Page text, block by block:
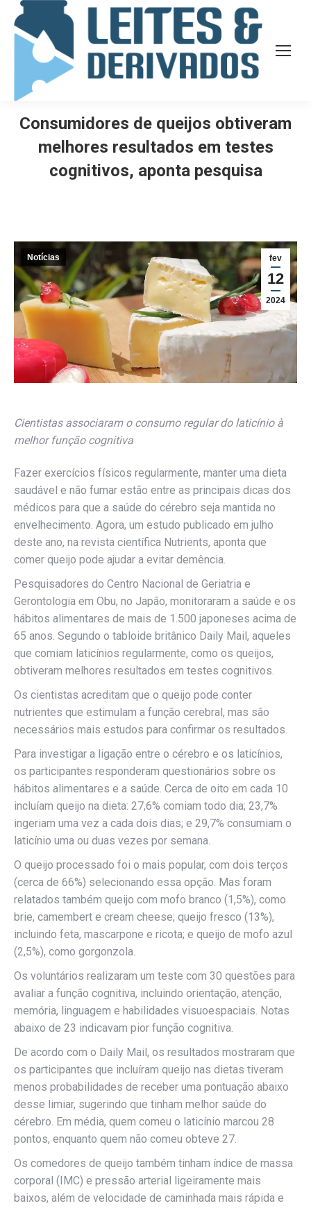
Consumidores de queijos obtiveram
melhores resultados em testes
cognitivos, aponta pesquisa
fev
12
2024
Notícias
Cientistas associaram o consumo regular do laticínio à
melhor função cognitiva
Fazer exercícios físicos regularmente, manter uma dieta
saudável e não fumar estão entre as principais dicas dos
médicos para que a saúde do cérebro seja mantida no
envelhecimento. Agora, um estudo publicado em julho
deste ano, na revista científica Nutrients, aponta que
comer queijo pode ajudar a evitar demência.
Pesquisadores do Centro Nacional de Geriatria e
Gerontologia em Obu, no Japão, monitoraram a saúde e os
hábitos alimentares de mais de 1.500 japoneses acima de
65 anos. Segundo o tabloide britânico Daily Mail, aqueles
que comiam laticínios regularmente, como os queijos,
obtiveram melhores resultados em testes cognitivos.
Os cientistas acreditam que o queijo pode conter
nutrientes que estimulam a função cerebral, mas são
necessários mais estudos para confirmar os resultados.
Para investigar a ligação entre o cérebro e os laticínios,
os participantes responderam questionários sobre os
hábitos alimentares e a saúde. Cerca de oito em cada 10
incluíam queijo na dieta: 27,6% comiam todo dia; 23,7%
ingeriam uma vez a cada dois dias; e 29,7% consumiam o
laticínio uma ou duas vezes por semana.
O queijo processado foi o mais popular, com dois terços
(cerca de 66%) selecionando essa opção. Mas foram
relatados também queijo com mofo branco (1,5%), como
brie, camembert e cream cheese; queijo fresco (13%),
incluindo feta, mascarpone e ricota; e queijo de mofo azul
(2,5%), como gorgonzola.
Os voluntários realizaram um teste com 30 questões para
avaliar a função cognitiva, incluindo orientação, atenção,
memória, linguagem e habilidades visuoespaciais. Notas
abaixo de 23 indicavam pior função cognitiva.
De acordo com o Daily Mail, os resultados mostraram que
os participantes que incluíram queijo nas dietas tiveram
menos probabilidades de receber uma pontuação abaixo
desse limiar, sugerindo que tinham melhor saúde do
cérebro. Em média, quem comeu o laticínio marcou 28
pontos, enquanto quem não comeu obteve 27.
Os comedores de queijo também tinham índice de massa
corporal (IMC) e pressão arterial ligeiramente mais
baixos, além de velocidade de caminhada mais rápida e